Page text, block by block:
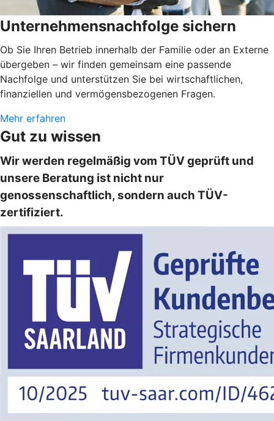
Unternehmensnachfolge sichern
Ob Sie Ihren Betrieb innerhalb der Familie oder an Externe
übergeben – wir finden gemeinsam eine passende
Nachfolge und unterstützen Sie bei wirtschaftlichen,
finanziellen und vermögensbezogenen Fragen.
Mehr erfahren
Gut zu wissen
Wir werden regelmäßig vom TÜV geprüft und
unsere Beratung ist nicht nur
genossenschaftlich, sondern auch TÜV-
zertifiziert.